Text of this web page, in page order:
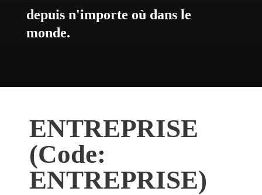
depuis n'importe où dans le
monde.
ENTREPRISE
(Code:
ENTREPRISE)